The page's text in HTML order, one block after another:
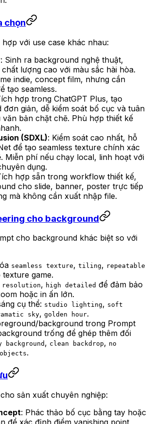
chọn
với use case khác nhau:
: Sinh ra background nghệ thuật,
lượng cao với màu sắc hài hòa.
indie, concept film, nhưng cần
tạo seamless.
hợp trong ChatGPT Plus, tạo
đơn giản, dễ kiểm soát bố cục và tuân
văn bản chặt chẽ. Phù hợp thiết kế
(SDXL): Kiểm soát cao nhất, hỗ
để tạo seamless texture chính xác
Miễn phí nếu chạy local, linh hoạt với
dụng.
hợp sẵn trong workflow thiết kế,
cho slide, banner, poster trực tiếp
mà không cần xuất nhập file.
cho background
cho background khác biệt so với
seamless texture, tiling, repeatable
texture game.
resolution, high detailed để đảm bảo
hoặc in ấn lớn.
cụ thể: studio lighting, soft
sky, golden hour.
background trong Prompt
trống để ghép thêm đối
background , clean backdrop, no
.
sản xuất chuyên nghiệp:
: Phác thảo bố cục bằng tay hoặc
để xác định điểm vanishing point